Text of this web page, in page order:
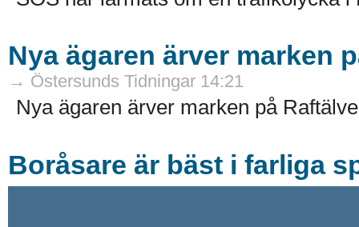
Nya ägaren ärver marken
→ Östersunds Tidningar 14:21
Nya ägaren ärver marken på
Boråsare är bäst i farliga